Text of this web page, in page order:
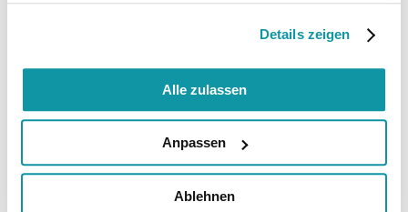
Details zeigen
Alle zulassen
Anpassen
Ablehnen